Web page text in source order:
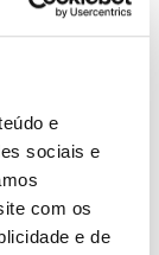
e
sociais e
com os
e de
up fee